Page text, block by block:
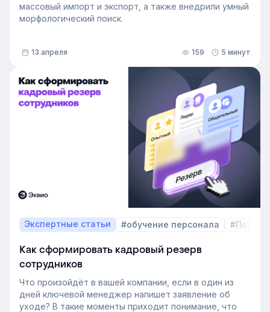
массовый импорт и экспорт, а также внедрили умный
морфологический поиск.
13 апреля 159 5 минут
Экспертные статьи #обучение персонала
Как сформировать кадровый резерв
сотрудников
Что произойдёт в вашей компании, если в один из
дней ключевой менеджер напишет заявление об
уходе? В такие моменты приходит понимание, что